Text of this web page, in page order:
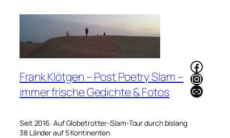
Frank Klötgen – Post Poetry Slam –
immer frische Gedichte & Fotos
Seit 2016. Auf Globetrotter-Slam-Tour durch bislang
38 Länder auf 5 Kontinenten
Link